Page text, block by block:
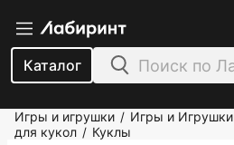
Каталог
Игры и игрушки / Игры и Игрушки
для кукол / Куклы